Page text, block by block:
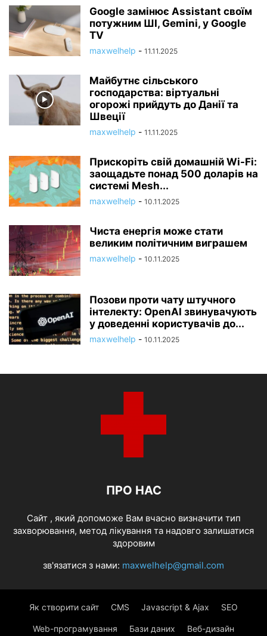
Google замінює Assistant своїм
потужним ШІ, Gemini, у Google
TV
maxwelhelp - 11.11.2025
Майбутнє сільського
господарства: віртуальні
огорожі прийдуть до Данії та
Швеції
maxwelhelp - 11.11.2025
Прискоріть свій домашній Wi-Fi:
заощадьте понад 500 доларів на
системі Mesh...
maxwelhelp - 10.11.2025
Чиста енергія може стати
великим політичним виграшем
maxwelhelp - 10.11.2025
Позови проти чату штучного
інтелекту: OpenAI звинувачують
у доведенні користувачів до...
maxwelhelp - 10.11.2025
ПРО НАС
Cайт , який допоможе Вам вчасно визначити тип
захворювання, метод лікування та надовго залишатися
здоровим
зв'язатися з нами: maxwelhelp@gmail.com
Як створити сайт CMS Javascript & Ajax SEO
Web-програмування Бази даних Веб-дизайн